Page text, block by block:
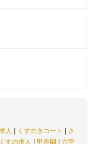
人 くすのきコート
さ
すの求人 甲寿園
六甲